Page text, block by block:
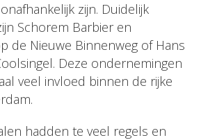
zijn. Duidelijk
Schorem Barbier en
de Nieuwe Binnenweg of Hans
Deze ondernemingen
veel invloed binnen de rijke
hadden te veel regels en